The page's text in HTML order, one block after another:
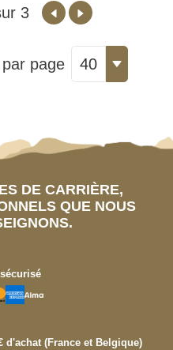
3
page 40
DE CARRIÈRE,
QUE NOUS
d'achat (France et Belgique)